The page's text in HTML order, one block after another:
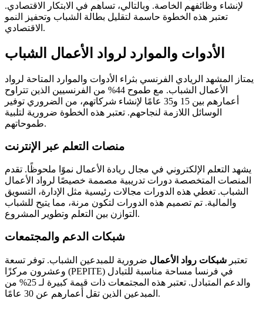
لإنشاء وظائفهم الخاصة. وبالتالي، تساهم في الابتكار الاقتصادي.
تعتبر هذه الخطوة حاسمة لتقليل بطالة الشباب وتحفيز النمو
الاقتصادي.
الأدوات والموارد لرواد الأعمال الشباب
يمتاز المشهد الريادي الفرنسي بثراء الأدوات والموارد المتاحة لرواد
الأعمال الشباب. مع طموح 44% من الفرنسيين الذين تتراوح
أعمارهم بين 15 و35 عامًا لإنشاء شركاتهم، من الضروري توفير
الوسائل اللازمة لنجاحهم. تعتبر هذه الخطوة ضرورية لتلبية
طموحاتهم.
منصات التعلم عبر الإنترنت
يشهد التعلم الإلكتروني في مجال ريادة الأعمال نموًا ملحوظًا. تقدم
المنصات المتخصصة دورات تدريبية مصممة خصيصًا لرواد الأعمال
الشباب. تغطي هذه الدورات مجالات رئيسية مثل الإدارة، التسويق
والمالية. تم تصميم هذه الدورات لتكون مرنة، مما يتيح للشباب
التوازن بين التعلم وتطوير المشروع.
شبكات الدعم والمجتمعات
تعتبر شبكات رواد الأعمال ضرورية للمبدعين الشباب. توفر تسعة
وعشرون مركزًا (PEPITE) في فرنسا مساحة مناسبة للتبادل
والدعم المتبادل. تعتبر هذه المجتمعات ذات قيمة كبيرة لـ 25% من
المبدعين الذين تقل أعمارهم عن 30 عامًا.